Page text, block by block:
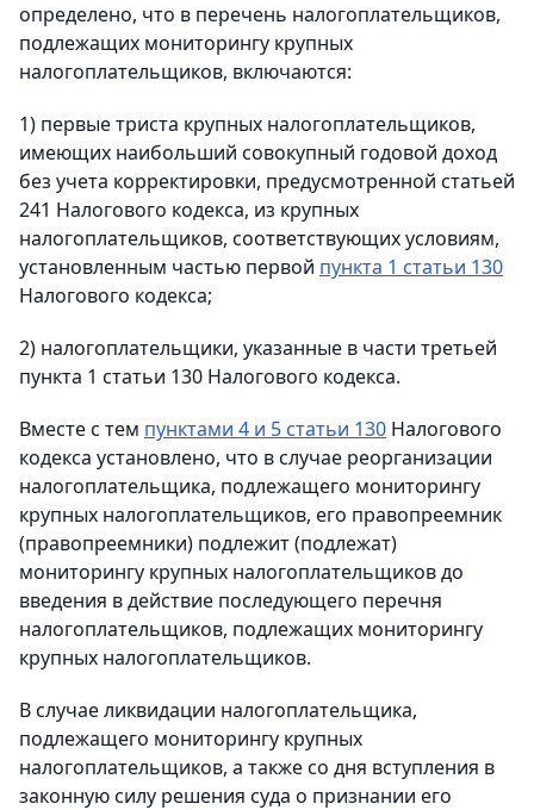
определено, что в перечень налогоплательщиков,
подлежащих мониторингу крупных
налогоплательщиков, включаются:
1) первые триста крупных налогоплательщиков,
имеющих наибольший совокупный годовой доход
без учета корректировки, предусмотренной статьей
241 Налогового кодекса, из крупных
налогоплательщиков, соответствующих условиям,
установленным частью первой пункта 1 статьи 130
Налогового кодекса;
2) налогоплательщики, указанные в части третьей
пункта 1 статьи 130 Налогового кодекса.
Вместе с тем пунктами 4 и 5 статьи 130 Налогового
кодекса установлено, что в случае реорганизации
налогоплательщика, подлежащего мониторингу
крупных налогоплательщиков, его правопреемник
(правопреемники) подлежит (подлежат)
мониторингу крупных налогоплательщиков до
введения в действие последующего перечня
налогоплательщиков, подлежащих мониторингу
крупных налогоплательщиков.
В случае ликвидации налогоплательщика,
подлежащего мониторингу крупных
налогоплательщиков, а также со дня вступления в
законную силу решения суда о признании его